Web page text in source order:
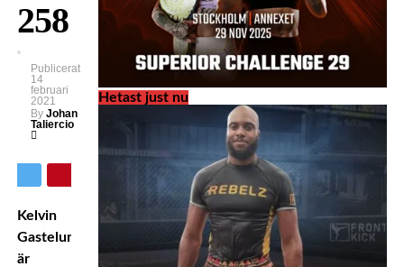
258
Publicerat
14
februari
2021
By Johan
Taliercio
Kelvin
Gastelum
är
Hetast just nu